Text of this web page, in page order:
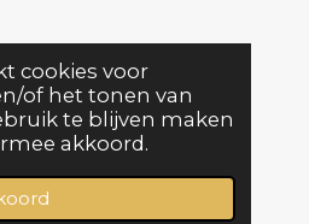
cookies voor
of het tonen van
te blijven maken
akkoord.